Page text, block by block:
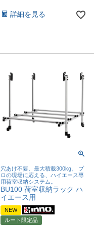
詳細を見る
穴あけ不要、最大積載300kg。 プ
ロの現場に応える、ハイエース専
用荷室収納システム。
BU100 荷室収納ラック ハ
イエース用
NEW
ルート限定品